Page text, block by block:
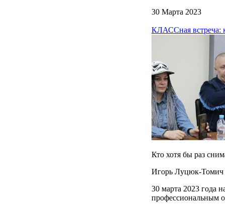
30 Марта 2023
КЛАССная встреча:
Кто хотя бы раз
Игорь Луцюк-Томич
30 марта 2023 года
профессиональным